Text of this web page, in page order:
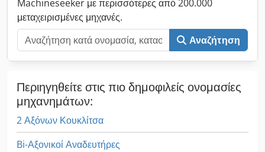
Machineseeker με περισσότερες από 200.000
μεταχειρισμένες μηχανές.
Αναζήτηση
Περιηγηθείτε στις πιο δημοφιλείς ονομασίες
μηχανημάτων:
2 Αξόνων Κουκλίτσα
Bi-Αξονικοί Αναδευτήρες